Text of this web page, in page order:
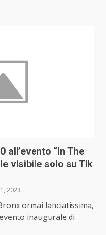
all’evento “In The
visibile solo su Tik
2023
ormai lanciatissima,
inaugurale di